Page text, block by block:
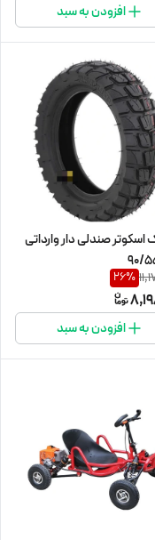
افزودن به سبد
اسکوتر صندلی دار وارداتی
90/
26%
افزودن به سبد